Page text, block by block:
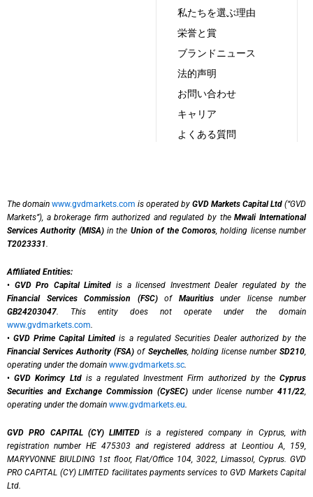
私たちを選ぶ理由
栄誉と賞
ブランドニュース
法的声明
お問い合わせ
キャリア
よくある質問
The domain www.gvdmarkets.com is operated by GVD Markets Capital Ltd (“GVD
Markets”), a brokerage firm authorized and regulated by theMwali International
Services Authority (MISA)in the Union of the Comoros, holding license number
T2023331.
Affiliated Entities:
• GVD Pro Capital Limited is a licensed Investment Dealer regulated by the
Financial Services Commission (FSC)of Mauritiusunder license number
GB24203047. This entity does not operate under the domain
www.gvdmarkets.com.
•GVD Prime Capital Limited is a regulated Securities Dealer authorized by the
Financial Services Authority (FSA) of Seychelles, holding license numberSD210,
operating under the domain www.gvdmarkets.sc.
•GVD Korimcy Ltdis a regulated Investment Firm authorized by theCyprus
Securities and Exchange Commission (CySEC) under license number 411/22,
operating under the domain www.gvdmarkets.eu.
GVD PRO CAPITAL (CY) LIMITED is a registered company in Cyprus, with
registration number HE 475303 and registered address at Leontiou A, 159,
MARYVONNE BIULDING 1st floor, Flat/Office 104, 3022, Limassol, Cyprus. GVD
PRO CAPITAL (CY) LIMITED facilitates payments services to GVD Markets Capital
Ltd.